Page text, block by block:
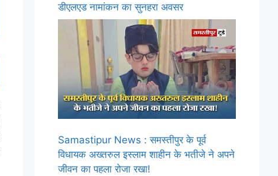
डीएलएड नामांकन का सुनहरा अवसर
Samastipur News : समस्तीपुर के पूर्व
विधायक अख्तरुल इस्लाम शाहीन के भतीजे ने अपने
जीवन का पहला रोजा रखा!